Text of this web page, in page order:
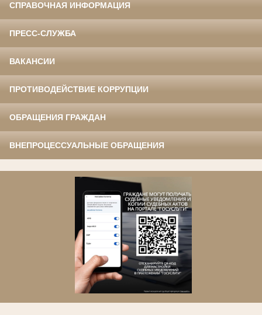
СПРАВОЧНАЯ ИНФОРМАЦИЯ
ПРЕСС-СЛУЖБА
ВАКАНСИИ
ПРОТИВОДЕЙСТВИЕ КОРРУПЦИИ
ОБРАЩЕНИЯ ГРАЖДАН
ВНЕПРОЦЕССУАЛЬНЫЕ ОБРАЩЕНИЯ